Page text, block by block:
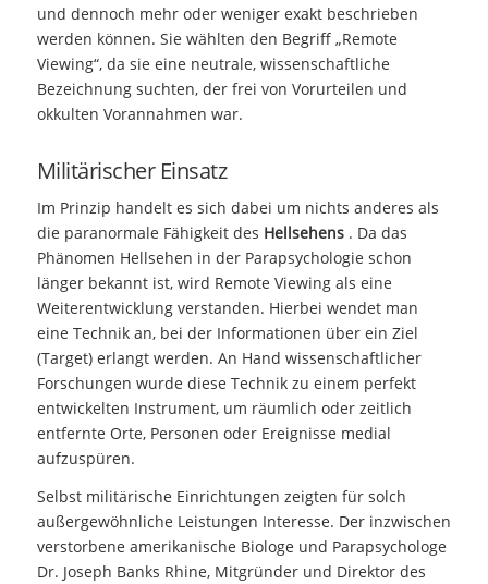
und dennoch mehr oder weniger exakt beschrieben
werden können. Sie wählten den Begriff „Remote
Viewing“, da sie eine neutrale, wissenschaftliche
Bezeichnung suchten, der frei von Vorurteilen und
okkulten Vorannahmen war.
Militärischer Einsatz
Im Prinzip handelt es sich dabei um nichts anderes als
die paranormale Fähigkeit des Hellsehens. Da das
Phänomen Hellsehen in der Parapsychologie schon
länger bekannt ist, wird Remote Viewing als eine
Weiterentwicklung verstanden. Hierbei wendet man
eine Technik an, bei der Informationen über ein Ziel
(Target) erlangt werden. An Hand wissenschaftlicher
Forschungen wurde diese Technik zu einem perfekt
entwickelten Instrument, um räumlich oder zeitlich
entfernte Orte, Personen oder Ereignisse medial
aufzuspüren.
Selbst militärische Einrichtungen zeigten für solch
außergewöhnliche Leistungen Interesse. Der inzwischen
verstorbene amerikanische Biologe und Parapsychologe
Dr. Joseph Banks Rhine, Mitgründer und Direktor des